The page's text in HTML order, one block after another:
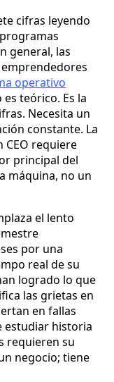
cifras leyendo
general, las
operativo
teórico. Es la
Necesita un
constante. La
requiere
principal del
máquina, no un
el lento
por una
real de su
logrado lo que
las grietas en
en fallas
estudiar historia
requieren su
negocio; tiene